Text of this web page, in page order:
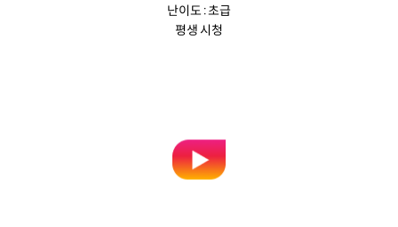
난이도 : 초급
평생 시청